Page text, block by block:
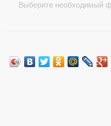
Выберите необходимый